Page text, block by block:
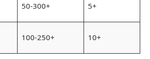
50-300+ 5+
100-250+ 10+